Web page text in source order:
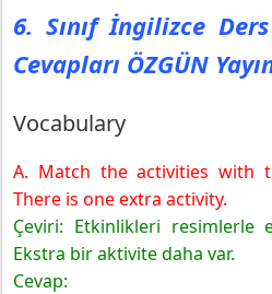
ÖZGÜN Yayıncılık
Vocabulary
6. Sınıf İngilizce Ders Kitabı
Listening
ÖZGÜN Yayıncılık
Speaking
6. Sınıf İngilizce Ders Kitabı
ÖZGÜN Yayıncılık
6. Sınıf İngilizce Ders Kitabı
6. Sınıf İngilizce
Cevapları ÖZGÜN
Vocabulary
A. Match the activities with
There is one extra activity.
Çeviri: Etkinlikleri resimlerle
Ekstra bir aktivite daha var.
Cevap: